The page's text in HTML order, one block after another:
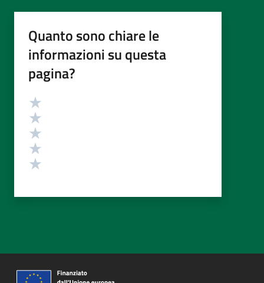
Quanto sono chiare le
informazioni su questa
pagina?
Valutazione